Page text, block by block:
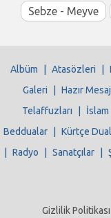
Sebze - Meyve
Albüm Atasözleri
Galeri
Hazır
Telaffuzları
İslam
Beddualar
Kürtçe
Radyo Sanatçılar
Gizlilik Politikası